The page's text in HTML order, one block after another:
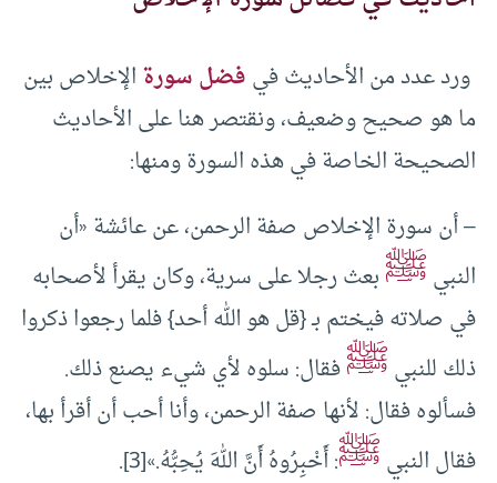
ورد عدد من الأحاديث فيفضل سورةالإخلاص بين
ما هو صحيح وضعيف، ونقتصر هنا على الأحاديث
الصحيحة الخاصة في هذه السورة ومنها:
– أن سورة الإخلاص صفة الرحمن، عن ‌عائشة «أن
النبيﷺبعث رجلا على سرية، وكان يقرأ لأصحابه
في صلاته فيختم بـ {قل هو الله أحد} فلما رجعوا ذكروا
ذلك للنبيﷺفقال: سلوه لأي شيء يصنع ذلك.
فسألوه فقال: لأنها صفة الرحمن، وأنا أحب أن أقرأ بها،
فقال النبيﷺ: أَخْبِرُوهُ ‌أَنَّ ‌اللهَ ‌يُحِبُّهُ.»[3].